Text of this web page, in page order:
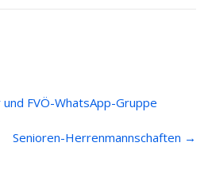
FVÖ-WhatsApp-Gruppe
Senioren-Herrenmannschaften →